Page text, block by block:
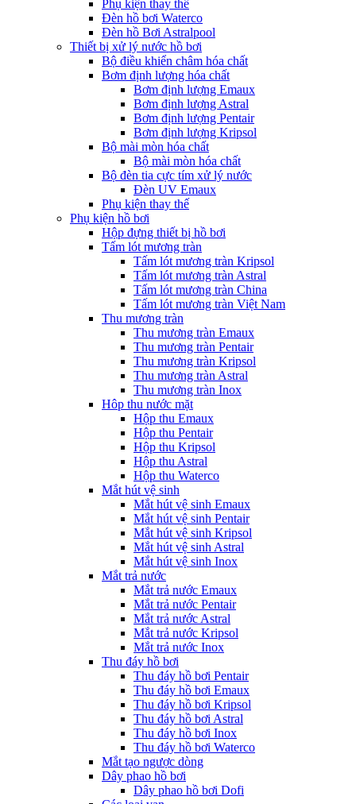
Phụ kiện thay thế
Đèn hồ bơi Waterco
Đèn hồ Bơi Astralpool
Thiết bị xử lý nước hồ bơi
Bộ điều khiển châm hóa chất
Bơm định lượng hóa chất
Bơm định lượng Emaux
Bơm định lượng Astral
Bơm định lượng Pentair
Bơm định lượng Kripsol
Bộ mài mòn hóa chất
Bộ mài mòn hóa chất
Bộ đèn tia cực tím xử lý nước
Đèn UV Emaux
Phụ kiện thay thế
Phụ kiện hồ bơi
Hộp đựng thiết bị hồ bơi
Tấm lót mương tràn
Tấm lót mương tràn Kripsol
Tấm lót mương tràn Astral
Tấm lót mương tràn China
Tấm lót mương tràn Việt Nam
Thu mương tràn
Thu mương tràn Emaux
Thu mương tràn Pentair
Thu mương tràn Kripsol
Thu mương tràn Astral
Thu mương tràn Inox
Hôp thu nước mặt
Hộp thu Emaux
Hộp thu Pentair
Hộp thu Kripsol
Hộp thu Astral
Hộp thu Waterco
Mắt hút vệ sinh
Mắt hút vệ sinh Emaux
Mắt hút vệ sinh Pentair
Mắt hút vệ sinh Kripsol
Mắt hút vệ sinh Astral
Mắt hút vệ sinh Inox
Mắt trả nước
Mắt trả nước Emaux
Mắt trả nước Pentair
Mắt trả nước Astral
Mắt trả nước Kripsol
Mắt trả nước Inox
Thu đáy hồ bơi
Thu đáy hồ bơi Pentair
Thu đáy hồ bơi Emaux
Thu đáy hồ bơi Kripsol
Thu đáy hồ bơi Astral
Thu đáy hồ bơi Inox
Thu đáy hồ bơi Waterco
Mắt tạo ngược dòng
Dây phao hồ bơi
Dây phao hồ bơi Dofi